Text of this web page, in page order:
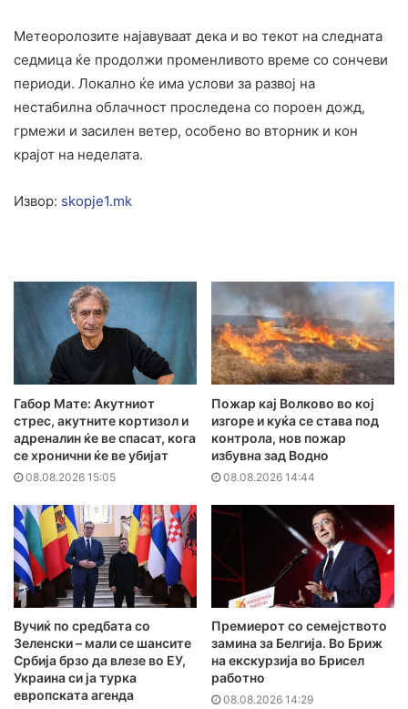
Метеоролозите најавуваат дека и во текот на следната
седмица ќе продолжи променливото време со сончеви
периоди. Локално ќе има услови за развој на
нестабилна облачност проследена со пороен дожд,
грмежи и засилен ветер, особено во вторник и кон
крајот на неделата.
Извор: skopje1.mk
Габор Мате: Акутниот
стрес, акутните кортизол и
адреналин ќе ве спасат, кога
се хронични ќе ве убијат
08.08.2026 15:05
Пожар кај Волково во кој
изгоре и куќа се става под
контрола, нов пожар
избувна зад Водно
08.08.2026 14:44
Вучиќ по средбата со
Зеленски – мали се шансите
Србија брзо да влезе во ЕУ,
Украина си ја турка
европската агенда
Премиерот со семејството
замина за Белгија. Во Бриж
на екскурзија во Брисел
работно
08.08.2026 14:29